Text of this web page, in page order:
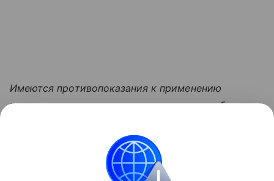
Имеются противопоказания к применению
и использованию, перед применением необходимо
консультацию специалиста